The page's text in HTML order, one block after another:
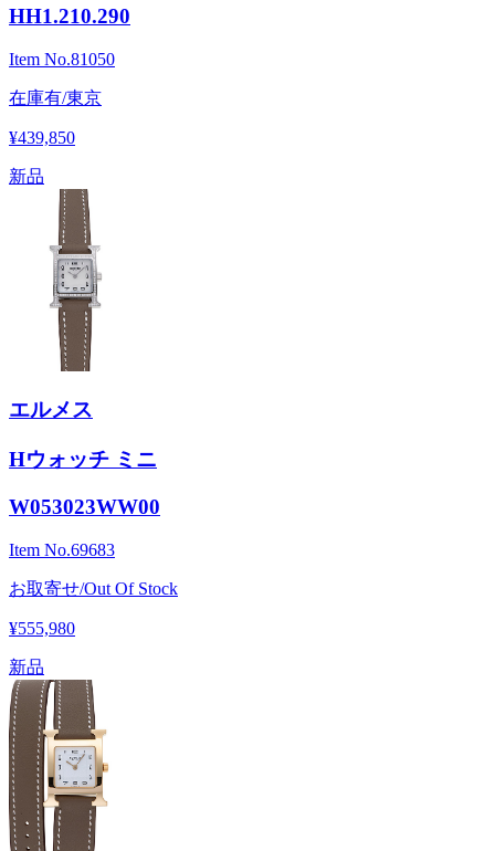
HH1.210.290
Item No.81050
在庫有/東京
¥439,850
新品
エルメス
Hウォッチ ミニ
W053023WW00
Item No.69683
お取寄せ/Out Of Stock
¥555,980
新品